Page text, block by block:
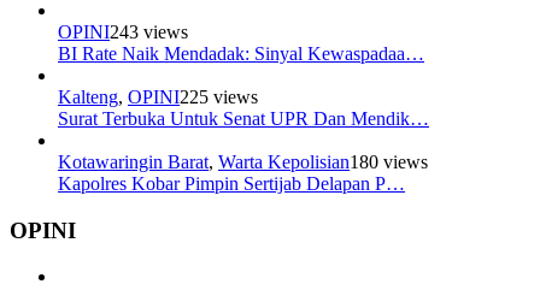
OPINI243 views
BI Rate Naik Mendadak: Sinyal Kewaspadaa…
Kalteng, OPINI225 views
Surat Terbuka Untuk Senat UPR Dan Mendik…
Kotawaringin Barat, Warta Kepolisian180 views
Kapolres Kobar Pimpin Sertijab Delapan P…
OPINI